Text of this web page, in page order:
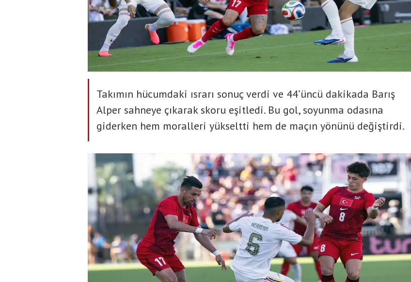
Takımın hücumdaki ısrarı sonuç verdi ve 44’üncü dakikada Barış
Alper sahneye çıkarak skoru eşitledi. Bu gol, soyunma odasına
giderken hem moralleri yükseltti hem de maçın yönünü değiştirdi.